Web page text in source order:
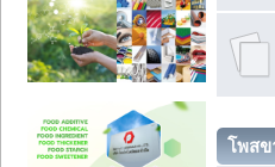
โพสข